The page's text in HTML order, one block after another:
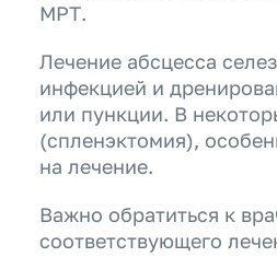
МРТ.
Лечение абсцесса
инфекцией и
или пункции. В
(спленэктомия),
на лечение.
Важно обратиться к
соответствующего